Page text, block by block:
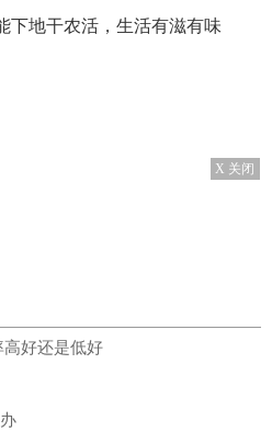
下地干农活，生活有滋有味
X 关闭
好还是低好